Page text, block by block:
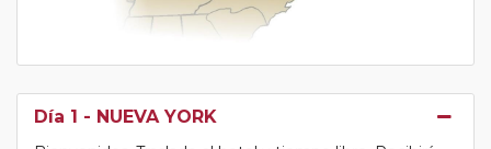
Día 1 - NUEVA YORK